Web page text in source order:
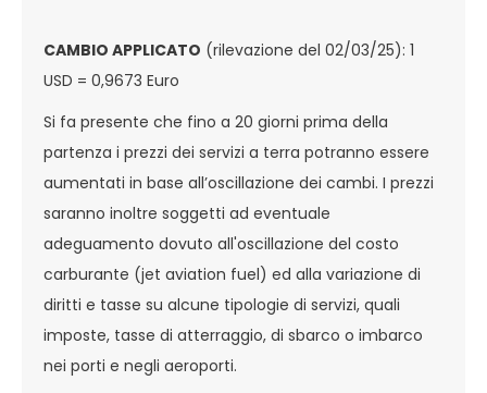
CAMBIO APPLICATO (rilevazione del 02/03/25): 1
USD = 0,9673 Euro
Si fa presente che fino a 20 giorni prima della
partenza i prezzi dei servizi a terra potranno essere
aumentati in base all’oscillazione dei cambi. I prezzi
saranno inoltre soggetti ad eventuale
adeguamento dovuto all'oscillazione del costo
carburante (jet aviation fuel) ed alla variazione di
diritti e tasse su alcune tipologie di servizi, quali
imposte, tasse di atterraggio, di sbarco o imbarco
nei porti e negli aeroporti.